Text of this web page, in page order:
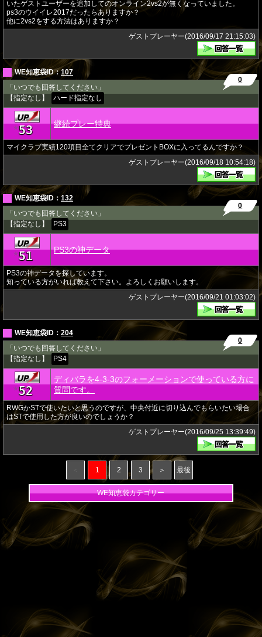
いたゲストユーザーを追加してのオンライン2vs2が無くなっていました。
ps3のウイイレ2017だったらありますか？
他に2vs2をする方法はありますか？
ゲストプレーヤー(2016/09/17 21:15:03)
WE知恵袋ID：107
「いつでも回答してください」
【指定なし】
ハード指定なし
0
★53 継続プレー特典
マイクラブ実績120項目全てクリアでプレゼントBOXに入ってるんですか？
ゲストプレーヤー(2016/09/18 10:54:18)
WE知恵袋ID： 132
「いつでも回答してください」
【指定なし】
PS3
0
★51 PS3の神データ
PS3の神データを探しています。
知っている方がいれば教えて下さい。よろしくお願いします。
ゲストプレーヤー(2016/09/21 01:03:02)
WE知恵袋ID： 204
「いつでも回答してください」
【指定なし】
PS4
0
★52
ディバラを4-3-3のフォーメーションで使っている方に
質問です。
RWGかSTで使いたいと思うのですが、中央付近に切り込んでもらいたい場合
はSTで使用した方が良いのでしょうか？
ゲストプレーヤー(2016/09/25 13:39:49)
1 2 3 ＞ 最後
WE知恵袋カテゴリー